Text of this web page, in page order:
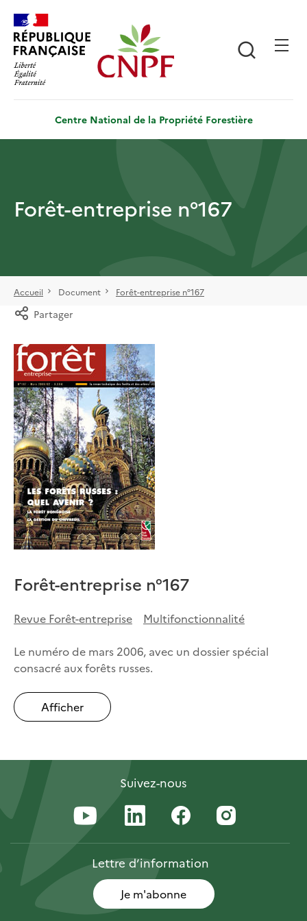
contenu
principal
Centre National de la Propriété Forestière
Forêt-entreprise n°167
Accueil Document Forêt-entreprise n°167
Partager
Forêt-entreprise n°167
Revue Forêt-entreprise Multifonctionnalité
Le numéro de mars 2006, avec un dossier spécial
consacré aux forêts russes.
Afficher
Suivez-nous
Lettred’information
Je m'abonne